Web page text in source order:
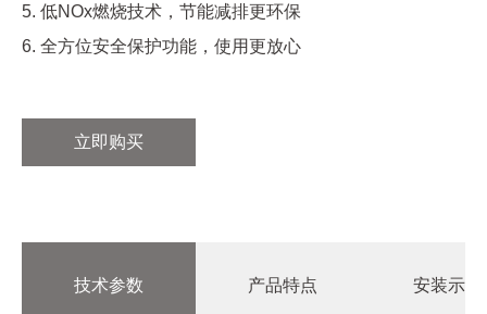
5. 低NOx燃烧技术，节能减排更环保
6. 全方位安全保护功能，使用更放心
立即购买
技术参数 产品特点 安装示意